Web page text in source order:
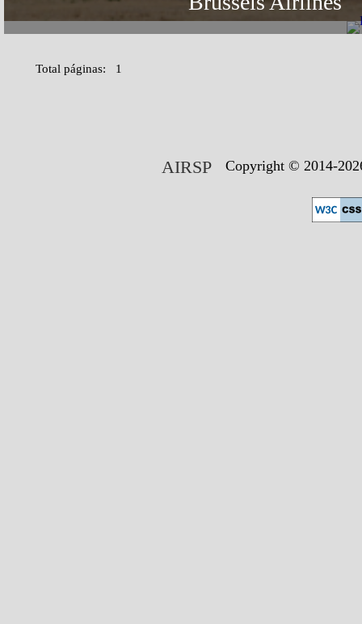
Total páginas: 1
AIRSPCopyright © 2014-